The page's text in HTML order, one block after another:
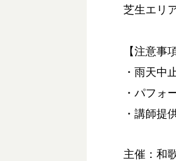
芝生エリ
【注意事
・雨天中
・パフォ
・講師提
主催：和